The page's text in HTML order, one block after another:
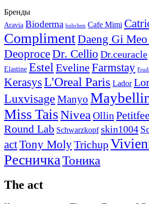
Бренды
Aravia Bioderma bubchen Cafe Mimi
ComplimentDaeng Gi
DeoproceDr. Cellio Dr.ceuracle
Elastine EstelEveline Farmstay
Kerasys L'Oreal Paris Lador
Luxvisage Manyo
Miss TaisNivea Ollin Petitfee
Round Lab Schwarzkopf skin1004
actTony MolyTrichup
РесничкаТоника
The act